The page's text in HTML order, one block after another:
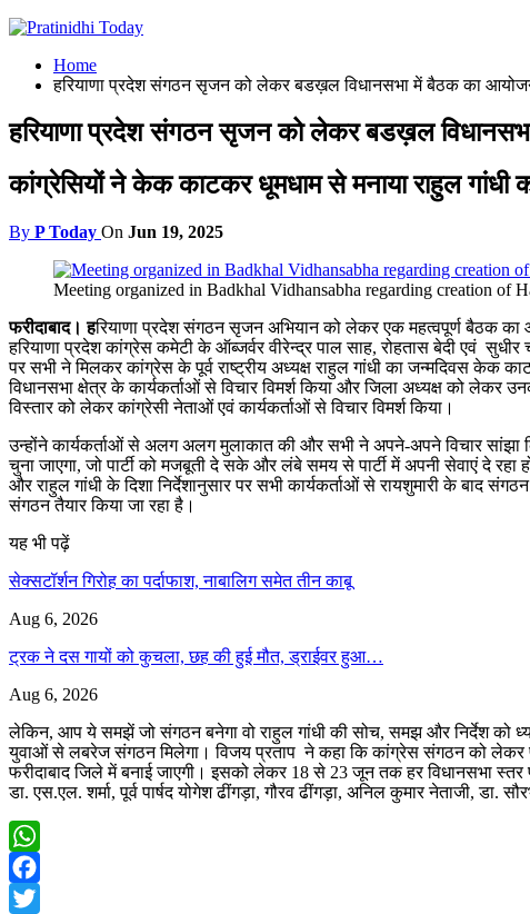
Home
हरियाणा प्रदेश संगठन सृजन को लेकर बडख़ल विधानसभा में बैठक का
हरियाणा प्रदेश संगठन सृजन को लेकर बडख़ल
कांग्रेसियों ने केक काटकर धूमधाम से मनाया राहुल गांधी
By P Today On Jun 19, 2025
Meeting organized in Badkhal Vidhansabha regarding creation of
फरीदाबाद। हरियाणा प्रदेश संगठन सृजन अभियान को लेकर एक महत्वपूर्ण बैठक का
हरियाणा प्रदेश कांग्रेस कमेटी के ऑब्जर्वर वीरेन्द्र पाल साह, रोहतास बेदी एवं
पर सभी ने मिलकर कांग्रेस के पूर्व राष्ट्रीय अध्यक्ष राहुल गांधी का जन्मदिवस
विधानसभा क्षेत्र के कार्यकर्ताओं से विचार विमर्श किया और जिला अध्यक्ष को
विस्तार को लेकर कांग्रेसी नेताओं एवं कार्यकर्ताओं से विचार विमर्श किया।
उन्होंने कार्यकर्ताओं से अलग अलग मुलाकात की और सभी ने अपने-अपने विचार सांझा
चुना जाएगा, जो पार्टी को मजबूती दे सके और लंबे समय से पार्टी में अपनी सेवाएं दे
और राहुल गांधी के दिशा निर्देशानुसार पर सभी कार्यकर्ताओं से रायशुमारी के बाद
संगठन तैयार किया जा रहा है।
यह भी पढ़ें
सेक्सटॉर्शन गिरोह का पर्दाफाश, नाबालिग समेत तीन काबू
Aug 6, 2026
ट्रक ने दस गायों को कुचला, छह की हुई मौत, ड्राईवर हुआ…
Aug 6, 2026
लेकिन, आप ये समझें जो संगठन बनेगा वो राहुल गांधी की सोच, समझ और निर्देश को
युवाओं से लबरेज संगठन मिलेगा। विजय प्रताप ने कहा कि कांग्रेस संगठन को लेकर
फरीदाबाद जिले में बनाई जाएगी। इसको लेकर 18 से 23 जून तक हर विधानसभा स्तर
डा. एस.एल. शर्मा, पूर्व पार्षद योगेश ढींगड़ा, गौरव ढींगड़ा, अनिल कुमार नेताजी, डा.
WhatsApp
Facebook